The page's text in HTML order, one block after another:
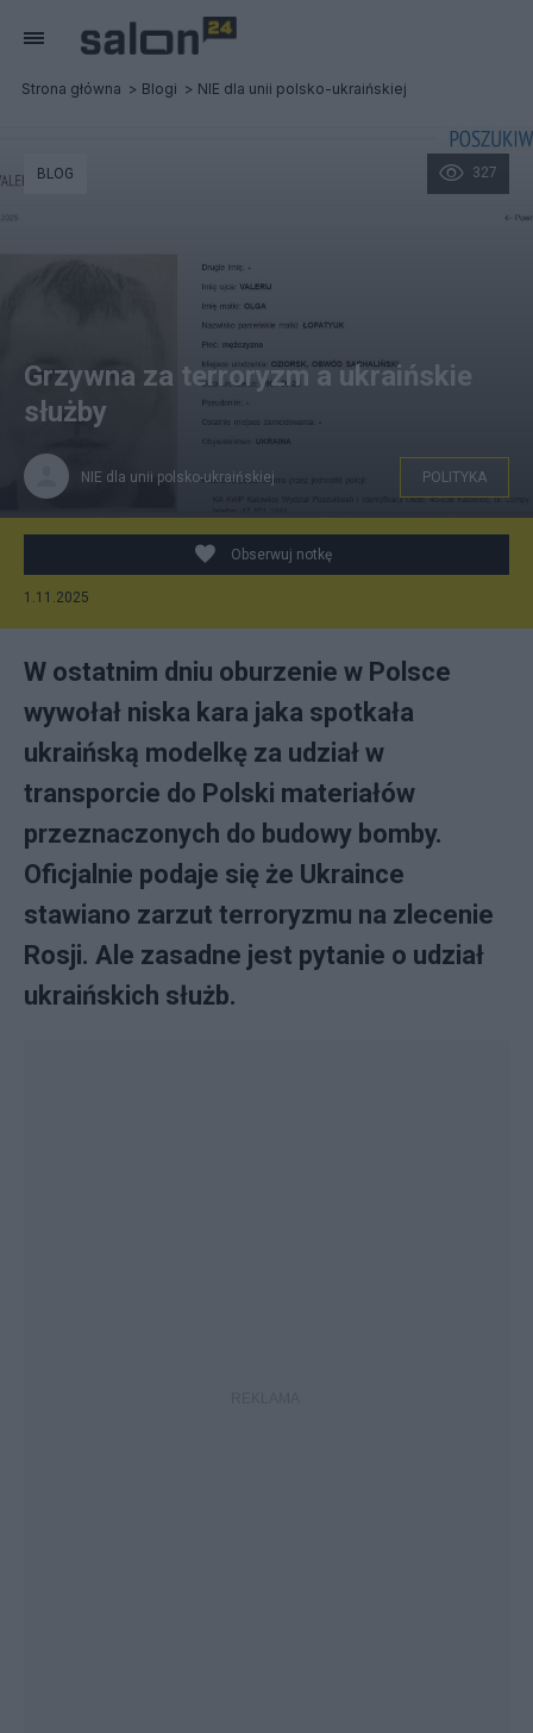
Strona główna Blogi NIE dla unii polsko-ukraińskiej
327
BLOG
Grzywna za terroryzm a ukraińskie
służby
NIE dla unii polsko-ukraińskiej POLITYKA
Obserwuj notkę
1.11.2025
W ostatnim dniu oburzenie w Polsce
wywołał niska kara jaka spotkała
ukraińską modelkę za udział w
transporcie do Polski materiałów
przeznaczonych do budowy bomby.
Oficjalnie podaje się że Ukraince
stawiano zarzut terroryzmu na zlecenie
Rosji. Ale zasadne jest pytanie o udział
ukraińskich służb.